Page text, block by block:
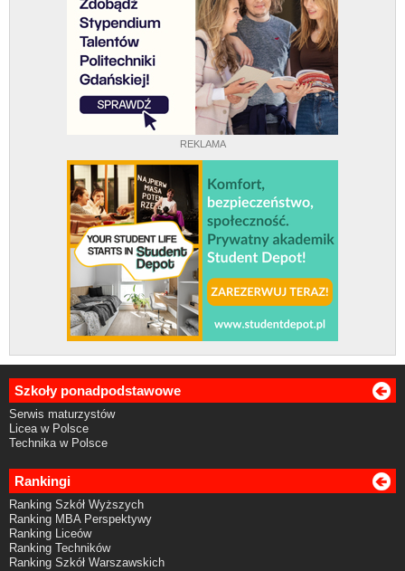
REKLAMA
Szkoły ponadpodstawowe
Serwis maturzystów
Licea w Polsce
Technika w Polsce
Rankingi
Ranking Szkół Wyższych
Ranking MBA Perspektywy
Ranking Liceów
Ranking Techników
Ranking Szkół Warszawskich